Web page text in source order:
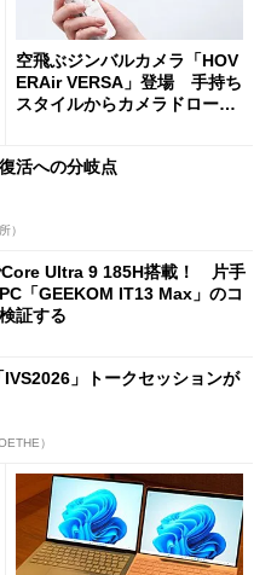
空飛ぶジンバルカメラ「HOV
ERAir VERSA」登場 手持ち
スタイルからカメラドローン
活への分岐点
）
Core Ultra 9 185H搭載！ 片手
「GEEKOM IT13 Max」のコ
証する
IVS2026」トークセッションが
）